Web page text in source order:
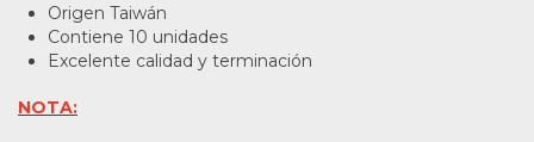
Origen Taiwán
Contiene 10 unidades
Excelente calidad y terminación
NOTA: